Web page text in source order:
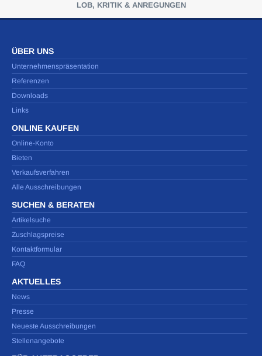
LOB, KRITIK & ANREGUNGEN
ÜBER UNS
Unternehmenspräsentation
Referenzen
Downloads
Links
ONLINE KAUFEN
Online-Konto
Bieten
Verkaufsverfahren
Alle Ausschreibungen
SUCHEN & BERATEN
Artikelsuche
Zuschlagspreise
Kontaktformular
FAQ
AKTUELLES
News
Presse
Neueste Ausschreibungen
Stellenangebote